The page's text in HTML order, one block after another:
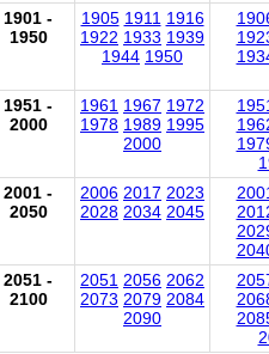
1901 -
1950
1905 1911 1916
1922 1933 1939
1944 1950
1951 -
2000
1961 1967 1972
1978 1989 1995
2000
2001 -
2050
2006 2017 2023
2028 2034 2045
2051 -
2100
2051 2056 2062
2073 2079 2084
2090